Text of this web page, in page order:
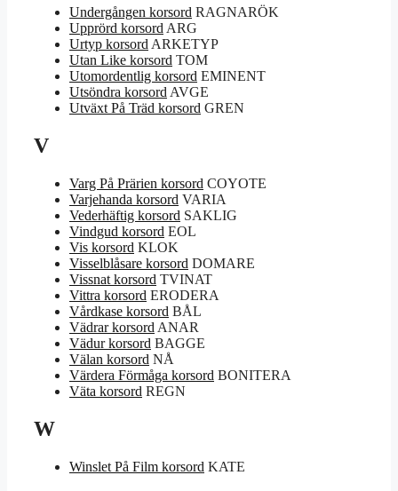
Undergången korsord RAGNARÖK
Upprörd korsord ARG
Urtyp korsord ARKETYP
Utan Like korsord TOM
Utomordentlig korsord EMINENT
Utsöndra korsord AVGE
Utväxt På Träd korsord GREN
V
Varg På Prärien korsord COYOTE
Varjehanda korsord VARIA
Vederhäftig korsord SAKLIG
Vindgud korsord EOL
Vis korsord KLOK
Visselblåsare korsord DOMARE
Vissnat korsord TVINAT
Vittra korsord ERODERA
Vårdkase korsord BÅL
Vädrar korsord ANAR
Vädur korsord BAGGE
Välan korsord NÅ
Värdera Förmåga korsord BONITERA
Väta korsord REGN
W
Winslet På Film korsord KATE